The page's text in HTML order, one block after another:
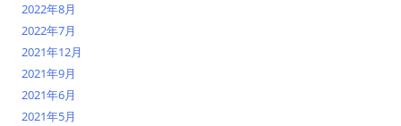
2022年8月
2022年7月
2021年12月
2021年9月
2021年6月
2021年5月